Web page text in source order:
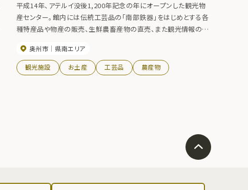
平成14年、アテルイ没後1,200年記念の年にオープンした観光物
産センター。館内には伝統工芸品の「南部鉄器」をはじめとする各
種特産品や物産の販売、生鮮農畜産物の直売、また観光情報の提
奥州市 県南エリア
観光施設 お土産 工芸品 農産物